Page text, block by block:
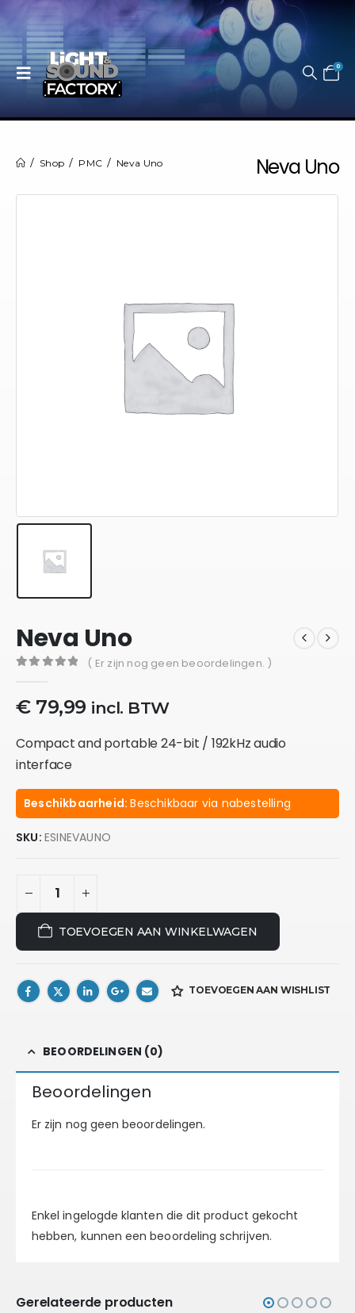
0
Neva Uno
Shop PMC Neva Uno
Neva Uno
( Er zijn nog geen beoordelingen. )
€79,99 incl. BTW
Compact and portable 24-bit / 192kHz audio
interface
Beschikbaarheid:Beschikbaar via nabestelling
SKU: ESINEVAUNO
TOEVOEGEN AAN WINKELWAGEN
TOEVOEGEN AAN WISHLIST
BEOORDELINGEN (0)
Beoordelingen
Er zijn nog geen beoordelingen.
Enkel ingelogde klanten die dit product gekocht
hebben, kunnen een beoordeling schrijven.
Gerelateerde producten